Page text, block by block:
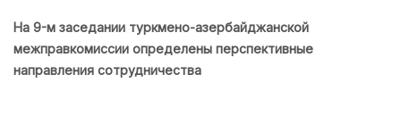
На 9-м заседании туркмено-азербайджанской
межправкомиссии определены перспективные
направления сотрудничества